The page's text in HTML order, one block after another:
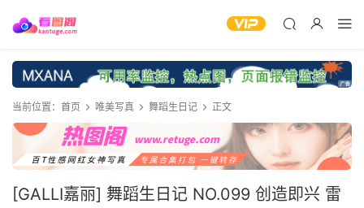
当前位置： 首页 唯美写真 舞蹈生日记 正文
[GALLI嘉丽] 舞蹈生日记 NO.099 创造即兴 雷